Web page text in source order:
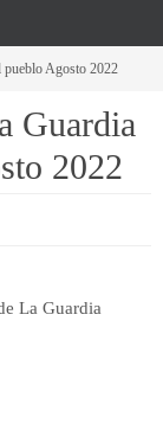
pueblo Agosto 2022
Guardia
2022
La Guardia